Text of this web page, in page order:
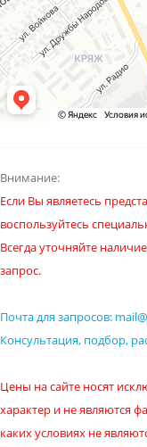
Внимание:
Если Вы являетесь
воспользуйтесь
Всегда уточняйте
запрос.
Загрузка...
Почта для запросов:
Загрузка...
Консультация, подбор,
Цены на сайте носят
характер и не являются
каких условиях не